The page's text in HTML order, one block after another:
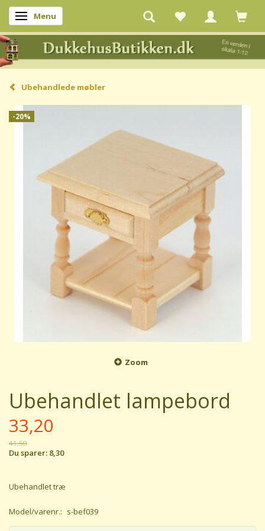
Skifte navigation
Menu
Ubehandlede møbler
-20%
Zoom
Ubehandlet lampebord
33,20
41,50
Du sparer: 8,30
Ubehandlet træ
Model/varenr.: s-bef039